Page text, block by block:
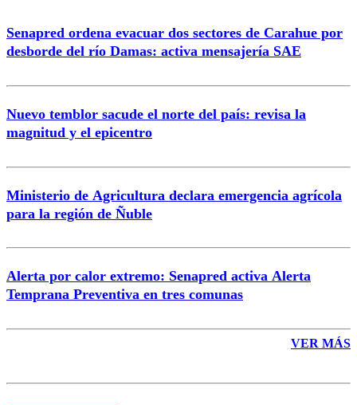
Correo
Senapred ordena evacuar dos sectores de Carahue por
desborde del río Damas: activa mensajería SAE
Nuevo temblor sacude el norte del país: revisa la
magnitud y el epicentro
Ministerio de Agricultura declara emergencia agrícola
para la región de Ñuble
Alerta por calor extremo: Senapred activa Alerta
Temprana Preventiva en tres comunas
VER MÁS